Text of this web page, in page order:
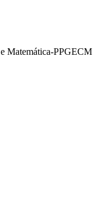
Matemática-PPGECM